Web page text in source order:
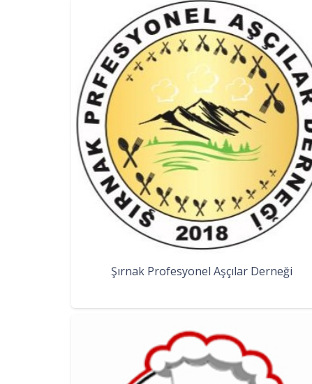
Şırnak Profesyonel Aşçılar Derneği